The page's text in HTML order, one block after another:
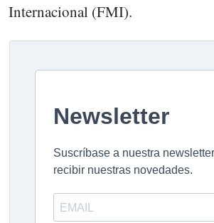
Internacional (FMI).